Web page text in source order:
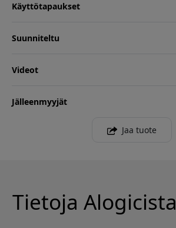
Käyttötapaukset
Suunniteltu
Videot
Jälleenmyyjät
Jaa tuote
Tietoja Alogicista